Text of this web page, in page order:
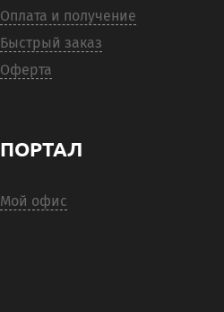
Оплата и получение
Быстрый заказ
Оферта
ПОРТАЛ
Мой офис